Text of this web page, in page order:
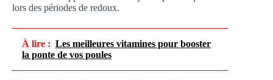
lors des périodes de redoux.
À lire : Les meilleures vitamines pour booster
la ponte de vos poules